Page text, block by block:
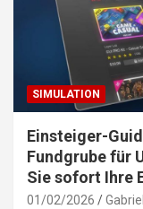
SIMULATION
Einsteiger-
Fundgrube für
Sie sofort Ihre
01/02/2026